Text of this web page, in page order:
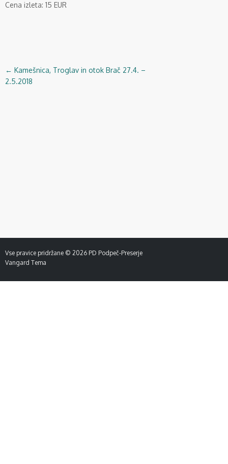
Cena izleta: 15 EUR
Navigacija
← Kamešnica, Troglav in otok Brač 27.4. –
2.5.2018
Vse pravice pridržane © 2026 PD Podpeč-Preserje
Vangard Tema